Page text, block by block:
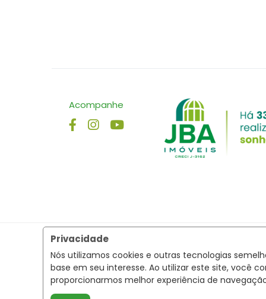
Privacidade
Nós utilizamos cookies e outras tecnologias
base em seu interesse. Ao utilizar este site, você
proporcionarmos melhor experiência de
Acompanhe